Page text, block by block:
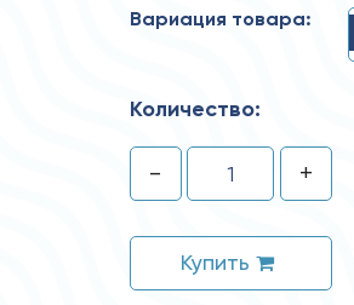
Вариация товара:
Количество:
- +
Купить